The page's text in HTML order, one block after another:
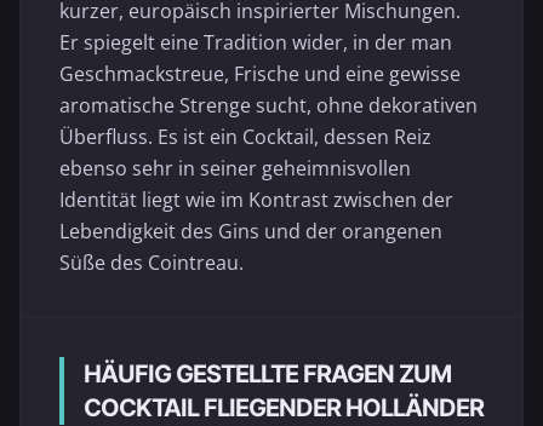
kurzer, europäisch inspirierter Mischungen.
Er spiegelt eine Tradition wider, in der man
Geschmackstreue, Frische und eine gewisse
aromatische Strenge sucht, ohne dekorativen
Überfluss. Es ist ein Cocktail, dessen Reiz
ebenso sehr in seiner geheimnisvollen
Identität liegt wie im Kontrast zwischen der
Lebendigkeit des Gins und der orangenen
Süße des Cointreau.
HÄUFIG GESTELLTE FRAGEN ZUM
COCKTAIL FLIEGENDER HOLLÄNDER